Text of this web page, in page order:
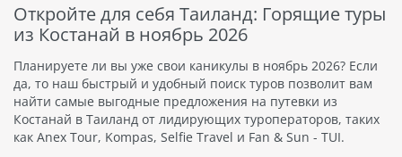
Откройте для себя Таиланд: Горящие туры
из Костанай в ноябрь 2026
Планируете ли вы уже свои каникулы в ноябрь 2026? Если
да, то наш быстрый и удобный поиск туров позволит вам
найти самые выгодные предложения на путевки из
Костанай в Таиланд от лидирующих туроператоров, таких
как Anex Tour, Kompas, Selfie Travel и Fan & Sun - TUI.